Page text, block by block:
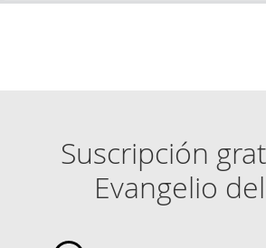
Suscripción
Evangelio